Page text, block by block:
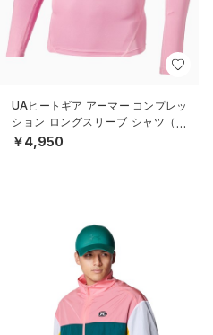
UAヒートギア アーマー コンプレッ
ション ロングスリーブ シャツ（ト
レーニング/MEN）
￥4,950